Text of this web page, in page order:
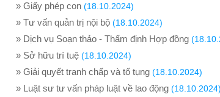
» Giấy phép con (18.10.2024)
» Tư vấn quản trị nội bộ (18.10.2024)
» Dịch vụ Soạn thảo - Thẩm định Hợp đồng
» Sở hữu trí tuệ (18.10.2024)
» Giải quyết tranh chấp và tố tụng (18.10.2024)
» Luật sư tư vấn pháp luật về lao động (18.10.2024)